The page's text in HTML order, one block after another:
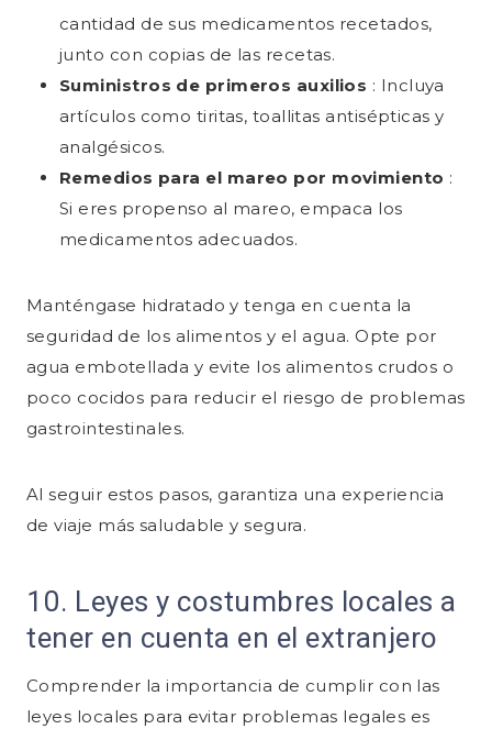
cantidad de sus medicamentos recetados,
junto con copias de las recetas.
Suministros de primeros auxilios : Incluya
artículos como tiritas, toallitas antisépticas y
analgésicos.
Remedios para el mareo por movimiento :
Si eres propenso al mareo, empaca los
medicamentos adecuados.
Manténgase hidratado y tenga en cuenta la
seguridad de los alimentos y el agua. Opte por
agua embotellada y evite los alimentos crudos o
poco cocidos para reducir el riesgo de problemas
gastrointestinales.
Al seguir estos pasos, garantiza una experiencia
de viaje más saludable y segura.
10. Leyes y costumbres locales a
tener en cuenta en el extranjero
Comprender la importancia de cumplir con las
leyes locales para evitar problemas legales es